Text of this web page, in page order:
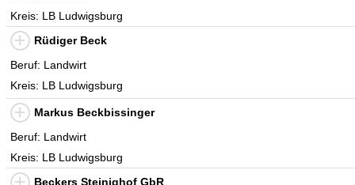
Kreis: LB Ludwigsburg
Rüdiger Beck
Beruf: Landwirt
Kreis: LB Ludwigsburg
Markus Beckbissinger
Beruf: Landwirt
Kreis: LB Ludwigsburg
Beckers Steinighof GbR